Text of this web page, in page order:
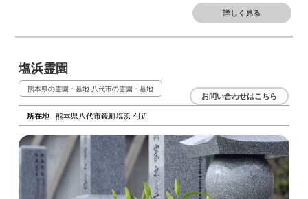
詳しく見る
塩浜霊園
熊本県の霊園・墓地 八代市の霊園・墓地
所在地 熊本県八代市鏡町塩浜 付近
お問い合わせはこちら